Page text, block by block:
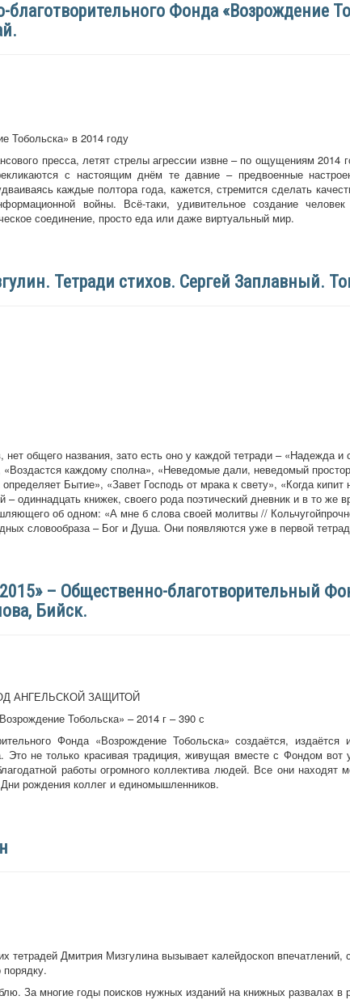
Фонда «Возрождение
Тобольска» в 2014 году
пресса, летят стрелы агрессии извне – по ощущениям 2014
с настоящим днём те давние – предвоенные
каждые полтора года, кажется, стремится сделать
войны. Всё-таки, удивительное создание
соединение, просто еда или даже виртуальный мир.
Тетради стихов. Сергей Заплавный.
общего названия, зато есть оно у каждой тетради – «Надежда и
каждому сполна», «Неведомые дали, неведомый
Бытие», «Завет Господь от мрака к свету», «Когда кипит
одиннадцать книжек, своего рода поэтический дневник и в то же
об одном: «А мне б слова своей молитвы //
словообраза – Бог и Душа. Они появляются уже в первой
– Общественно-благотворительный
Бийск.
АНГЕЛЬСКОЙ ЗАЩИТОЙ
Тобольска» – 2014 г – 390 с
Фонда «Возрождение Тобольска» создаётся,
Это не только красивая традиция, живущая вместе с Фондом вот
работы огромного коллектива людей. Все они находят
рождения коллег и единомышленников.
Дмитрия Мизгулина вызывает калейдоскоп впечатлений,
За многие годы поисков нужных изданий на книжных развалах в